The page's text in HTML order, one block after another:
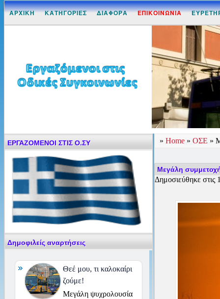
ΑΡΧΙΚΗ ΚΑΤΗΓΟΡΙΕΣ ΔΙΑΦΟΡΑ ΕΠΙΚΟΙΝΩΝΙΑ
» Home » ΟΣΕ »
Μεγάλη
Δημοσιεύθηκε στις
ΕΡΓΑΖΟΜΕΝΟΙ ΣΤΙΣ Ο.ΣΥ
Δημοφιλείς αναρτήσεις
Θεέ μου, τι καλοκαίρι
ζούμε!
Μεγάλη ψυχρολουσία